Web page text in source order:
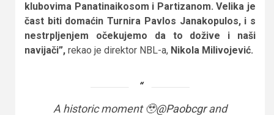
klubovima Panatinaikosom i Partizanom. Velika je
čast biti domaćin Turnira Pavlos Janakopulos, i s
nestrpljenjem očekujemo da to dožive i naši
navijači”, rekao je direktor NBL-a, Nikola Milivojević.
A historic moment 🥹@Paobcgrand